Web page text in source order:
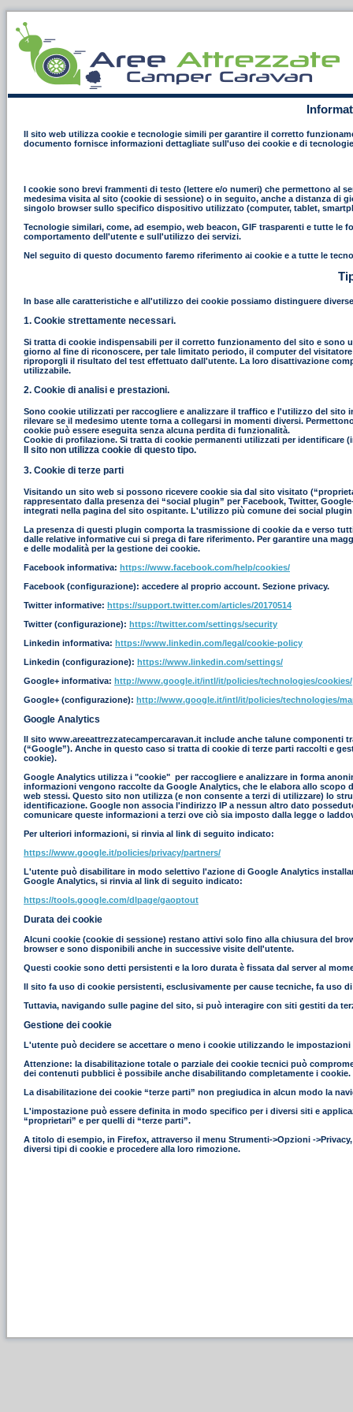
Il sito web utilizza cookie e tecnologie simili per garantire il corretto
documento fornisce informazioni dettagliate sull'uso dei cookie e di
I cookie sono brevi frammenti di testo (lettere e/o numeri) che permettono al
medesima visita al sito (cookie di sessione) o in seguito, anche a distanza di
singolo browser sullo specifico dispositivo utilizzato (computer, tablet,
Tecnologie similari, come, ad esempio, web beacon, GIF trasparenti e tutte
comportamento dell'utente e sull'utilizzo dei servizi.
Nel seguito di questo documento faremo riferimento ai cookie e a tutte le
In base alle caratteristiche e all'utilizzo dei cookie possiamo distinguere
1. Cookie strettamente necessari.
Si tratta di cookie indispensabili per il corretto funzionamento del sito e sono
giorno al fine di riconoscere, per tale limitato periodo, il computer del
riproporgli il risultato del test effettuato dall'utente. La loro disattivazione
utilizzabile.
2. Cookie di analisi e prestazioni.
Sono cookie utilizzati per raccogliere e analizzare il traffico e l'utilizzo del
rilevare se il medesimo utente torna a collegarsi in momenti diversi.
cookie può essere eseguita senza alcuna perdita di funzionalità.
Cookie di profilazione. Si tratta di cookie permanenti utilizzati per identificare
Il sito non utilizza cookie di questo tipo.
3. Cookie di terze parti
Visitando un sito web si possono ricevere cookie sia dal sito visitato
rappresentato dalla presenza dei “social plugin” per Facebook, Twitter,
integrati nella pagina del sito ospitante. L'utilizzo più comune dei social
La presenza di questi plugin comporta la trasmissione di cookie da e verso
dalle relative informative cui si prega di fare riferimento. Per garantire una
e delle modalità per la gestione dei cookie.
Facebook informativa: https://www.facebook.com/help/cookies/
Facebook (configurazione): accedere al proprio account. Sezione privacy.
Twitter informative: https://support.twitter.com/articles/20170514
Twitter (configurazione): https://twitter.com/settings/security
Linkedin informativa: https://www.linkedin.com/legal/cookie-policy
Linkedin (configurazione): https://www.linkedin.com/settings/
Google+ informativa: http://www.google.it/intl/it/policies/technologies/cookies/
Google+ (configurazione): http://www.google.it/intl/it/policies/technologies/
Google Analytics
Il sito www.areeattrezzatecampercaravan.it include anche talune
(“Google”). Anche in questo caso si tratta di cookie di terze parti raccolti e
cookie).
Google Analytics utilizza i "cookie" per raccogliere e analizzare in forma
informazioni vengono raccolte da Google Analytics, che le elabora allo
web stessi. Questo sito non utilizza (e non consente a terzi di utilizzare) lo
identificazione. Google non associa l'indirizzo IP a nessun altro dato
comunicare queste informazioni a terzi ove ciò sia imposto dalla legge o
Per ulteriori informazioni, si rinvia al link di seguito indicato:
https://www.google.it/policies/privacy/partners/
L'utente può disabilitare in modo selettivo l'azione di Google Analytics
Google Analytics, si rinvia al link di seguito indicato:
https://tools.google.com/dlpage/gaoptout
Durata dei cookie
Alcuni cookie (cookie di sessione) restano attivi solo fino alla chiusura del
browser e sono disponibili anche in successive visite dell'utente.
Questi cookie sono detti persistenti e la loro durata è fissata dal server al
Il sito fa uso di cookie persistenti, esclusivamente per cause tecniche, fa uso
Tuttavia, navigando sulle pagine del sito, si può interagire con siti gestiti da
Gestione dei cookie
L'utente può decidere se accettare o meno i cookie utilizzando le
Attenzione: la disabilitazione totale o parziale dei cookie tecnici può
dei contenuti pubblici è possibile anche disabilitando completamente i cookie.
La disabilitazione dei cookie “terze parti” non pregiudica in alcun modo la
L'impostazione può essere definita in modo specifico per i diversi siti e
“proprietari” e per quelli di “terze parti”.
A titolo di esempio, in Firefox, attraverso il menu Strumenti->Opzioni -
diversi tipi di cookie e procedere alla loro rimozione.